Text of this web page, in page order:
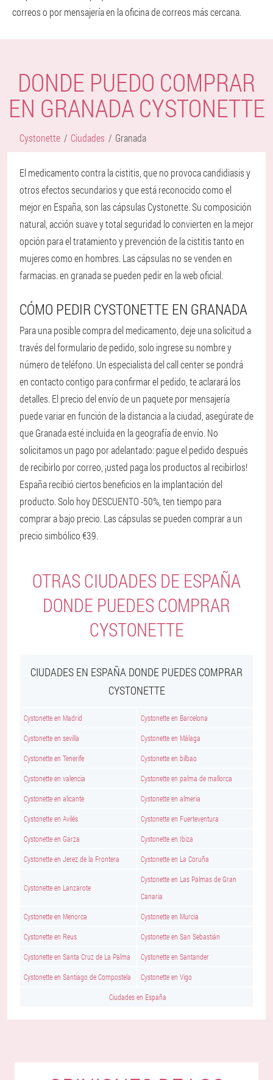
correos o por mensajería en la oficina de correos más cercana.
DONDE PUEDO COMPRAR
EN GRANADA CYSTONETTE
Cystonette Ciudades Granada
El medicamento contra la cistitis, que no provoca candidiasis y
otros efectos secundarios y que está reconocido como el
mejor en España, son las cápsulas Cystonette. Su composición
natural, acción suave y total seguridad lo convierten en la mejor
opción para el tratamiento y prevención de la cistitis tanto en
mujeres como en hombres. Las cápsulas no se venden en
farmacias. en granada se pueden pedir en la web oficial.
CÓMO PEDIR CYSTONETTE EN GRANADA
Para una posible compra del medicamento, deje una solicitud a
través del formulario de pedido, solo ingrese su nombre y
número de teléfono. Un especialista del call center se pondrá
en contacto contigo para confirmar el pedido, te aclarará los
detalles. El precio del envío de un paquete por mensajería
puede variar en función de la distancia a la ciudad, asegúrate de
que Granada esté incluida en la geografía de envío. No
solicitamos un pago por adelantado: pague el pedido después
de recibirlo por correo, ¡usted paga los productos al recibirlos!
España recibió ciertos beneficios en la implantación del
producto. Solo hoy DESCUENTO -50%, ten tiempo para
comprar a bajo precio. Las cápsulas se pueden comprar a un
precio simbólico €39.
OTRAS CIUDADES DE ESPAÑA
DONDE PUEDES COMPRAR
CYSTONETTE
CIUDADES EN ESPAÑA DONDE PUEDES COMPRAR
CYSTONETTE
Cystonette en Madrid Cystonette en Barcelona
Cystonette en sevilla Cystonette en Málaga
Cystonette en Tenerife Cystonette en bilbao
Cystonette en valencia Cystonette en palma de mallorca
Cystonette en alicante Cystonette en almeria
Cystonette en Avilés Cystonette en Fuerteventura
Cystonette en Garza Cystonette en Ibiza
Cystonette en Jerez de la Frontera Cystonette en La Coruña
Cystonette en Lanzarote
Cystonette en Las Palmas de Gran
Canaria
Cystonette en Menorca Cystonette en Murcia
Cystonette en Reus Cystonette en San Sebastián
Cystonette en Santa Cruz de La Palma Cystonette en Santander
Cystonette en Santiago de Compostela Cystonette en Vigo
Ciudades en España